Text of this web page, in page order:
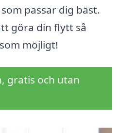
passar dig bäst.
göra din flytt så
möjligt!
gratis och utan